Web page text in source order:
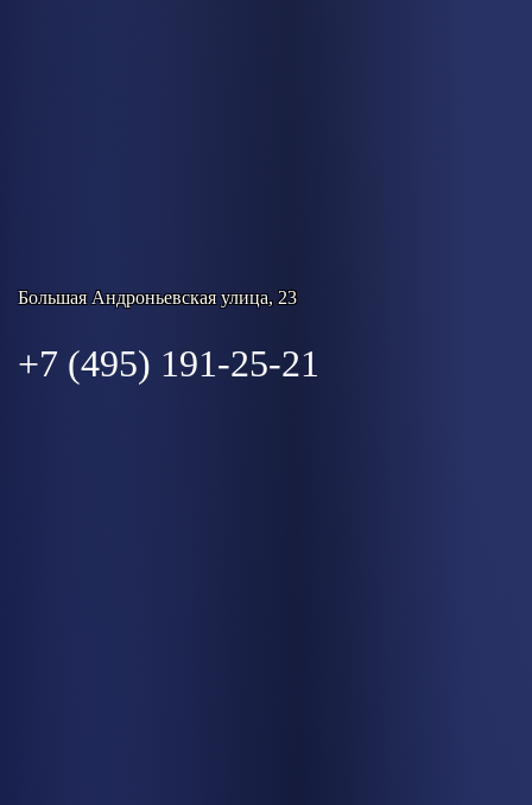
Большая Андроньевская улица, 23
+7 (495) 191-25-21